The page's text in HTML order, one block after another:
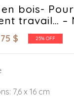
en bois-
travail… –
$ 25% OFF
7,6 x 16 cm